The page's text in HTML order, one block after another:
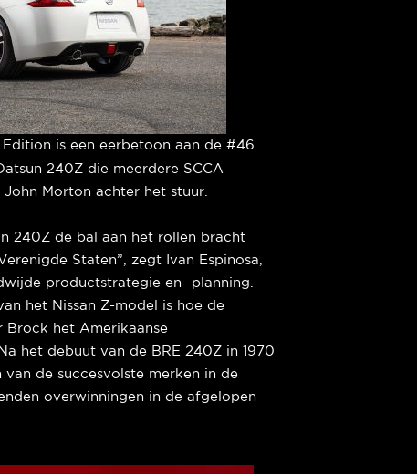
Edition is een eerbetoon aan de #46
240Z die meerdere SCCA
Morton achter het stuur.
240Z de bal aan het rollen bracht
Staten”, zegt Ivan Espinosa,
productstrategie en -planning.
het Nissan Z-model is hoe de
Brock het Amerikaanse
het debuut van de BRE 240Z in 1970
de succesvolste merken in de
overwinningen in de afgelopen